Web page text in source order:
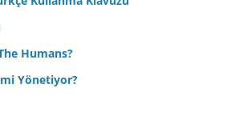
Humans?
Yönetiyor?